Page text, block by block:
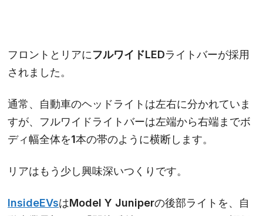
フロントとリアにフルワイドLEDライトバーが採用
されました。
通常、自動車のヘッドライトは左右に分かれていま
すが、フルワイドライトバーは左端から右端までボ
ディ幅全体を1本の帯のように横断します。
リアはもう少し興味深いつくりです。
InsideEVsはModel Y Juniperの後部ライトを、自